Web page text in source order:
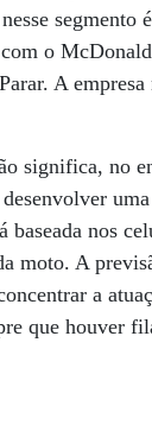
o
A
significa, no
desenvolver
baseada nos
moto. A
a
que houver